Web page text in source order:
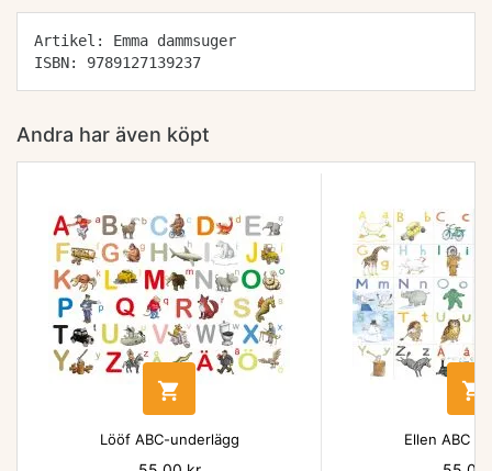
Artikel: Emma dammsuger
ISBN: 9789127139237
Andra har även köpt

Lööf ABC-underlägg

Ellen ABC